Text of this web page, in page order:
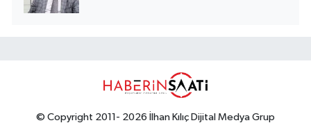
© Copyright 2011- 2026 İlhan Kılıç Dijital Medya Grup